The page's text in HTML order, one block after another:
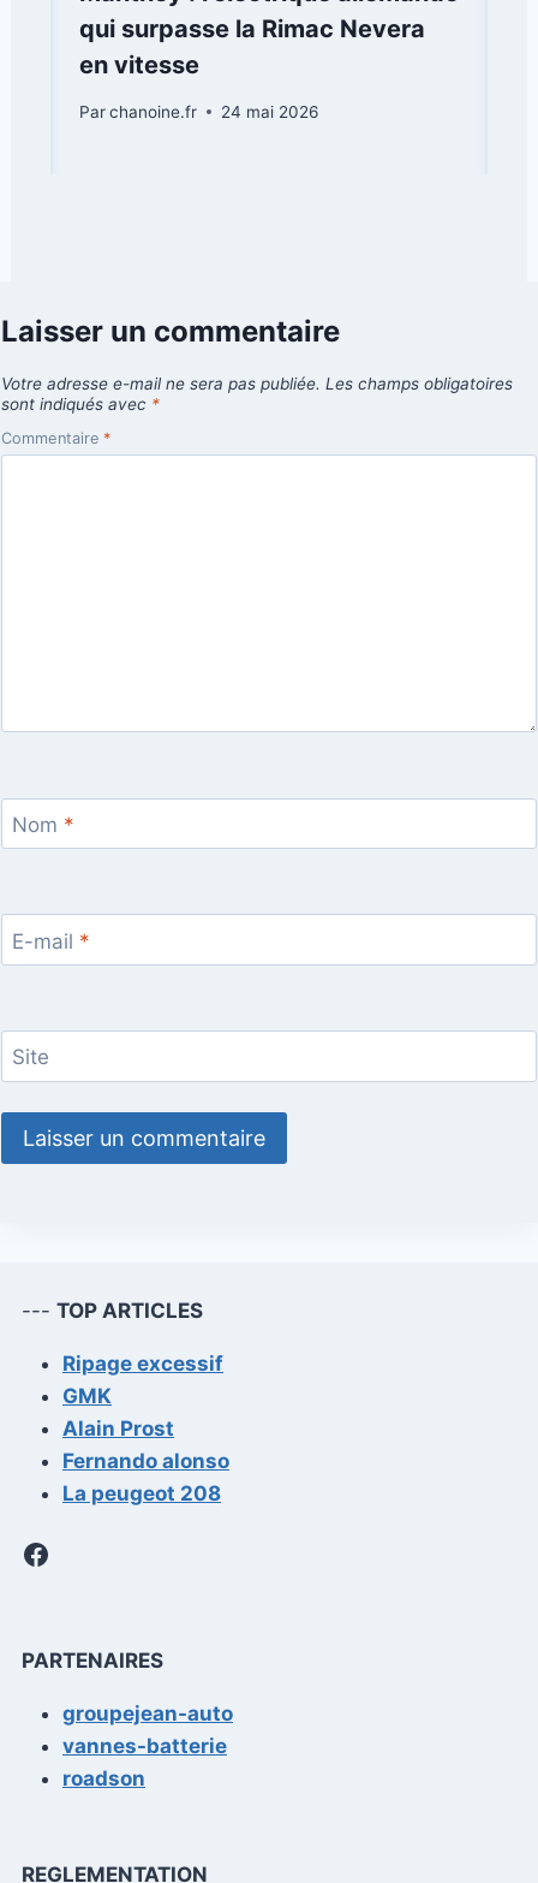
qui surpasse la Rimac Nevera
en vitesse
Parchanoine.fr 24 mai 2026
Laisser un commentaire
Votre adresse e-mail ne sera pas publiée. Les champs obligatoires
sont indiqués avec *
Commentaire *
Nom *
E-mail *
Site
--- TOP ARTICLES
Ripage excessif
GMK
Alain Prost
Fernando alonso
La peugeot 208
Facebook
PARTENAIRES
groupejean-auto
vannes-batterie
roadson
REGLEMENTATION